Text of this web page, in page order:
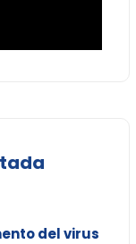
del virus